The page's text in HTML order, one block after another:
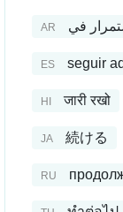
AR في
ES seguir
HI जारी रखो
JA 続ける
RU